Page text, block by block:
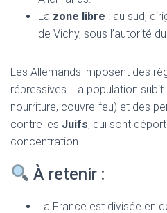
La zone libre : au sud,
de Vichy, sous l’autorité
Les Allemands imposent des
répressives. La population
nourriture, couvre-feu) et des
contre les Juifs, qui sont
concentration.
À retenir :
La France est divisée en